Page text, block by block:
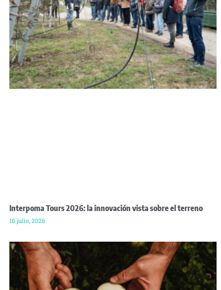
Interpoma Tours 2026: la innovación vista sobre el terreno
16 julio, 2026